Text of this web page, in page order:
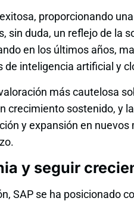
proporcionando una
sin duda, un reflejo de la
en los últimos años,
inteligencia artificial y
más cautelosa
crecimiento sostenido, y
y expansión en nuevos
y seguir
SAP se ha posicionado